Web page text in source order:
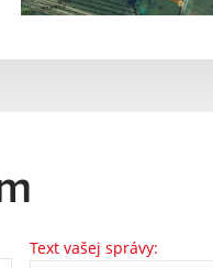
Text vašej správy: